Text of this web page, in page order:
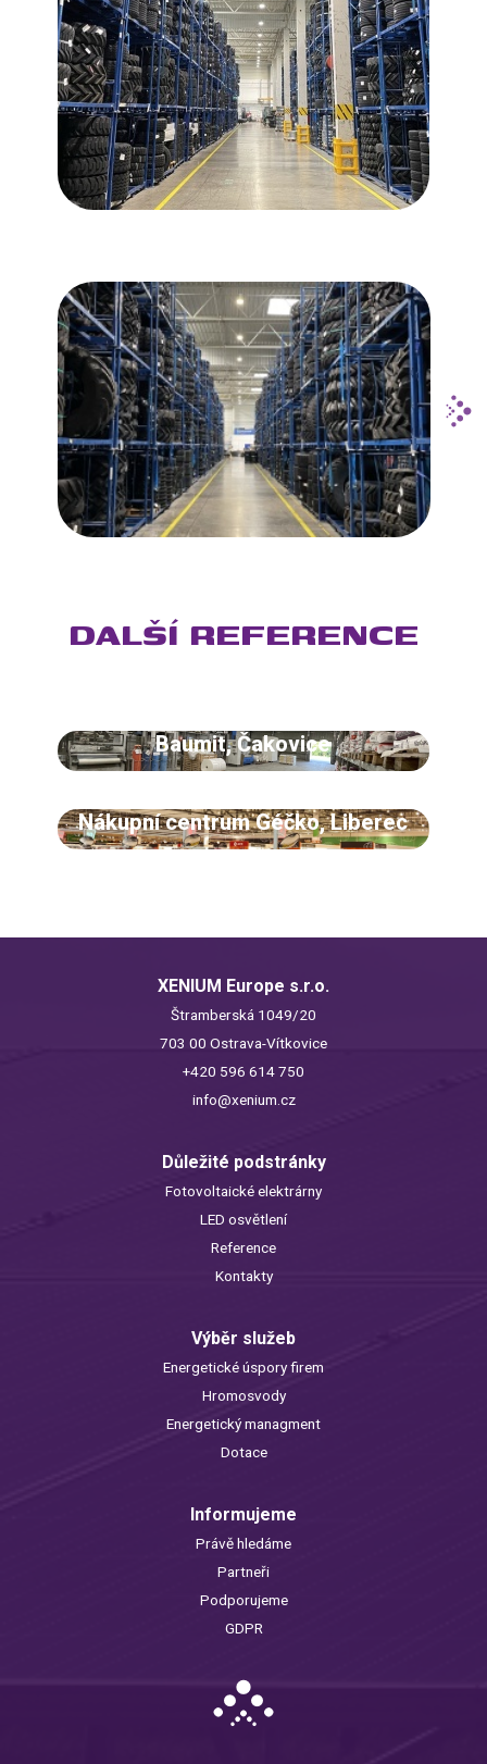
DALŠÍ REFERENCE
Baumit, Čakovice
Nákupní centrum Géčko, Liberec
XENIUM Europe s.r.o.
Štramberská 1049/20
703 00 Ostrava-Vítkovice
+420 596 614 750
info@xenium.cz
Důležité podstránky
Fotovoltaické elektrárny
LED osvětlení
Reference
Kontakty
Výběr služeb
Energetické úspory firem
Hromosvody
Energetický managment
Dotace
Informujeme
Právě hledáme
Partneři
Podporujeme
GDPR